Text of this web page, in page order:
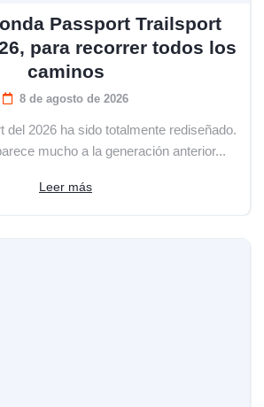
Passport Trailsport
para recorrer todos los
caminos
8 de agosto de 2026
del 2026 ha sido totalmente rediseñado.
mucho a la generación anterior...
Leer más